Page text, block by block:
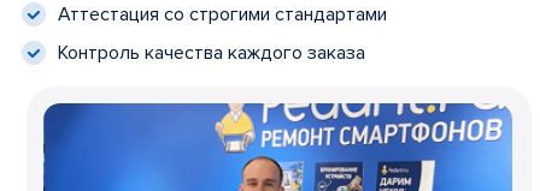
Аттестация со строгими стандартами
Контроль качества каждого заказа